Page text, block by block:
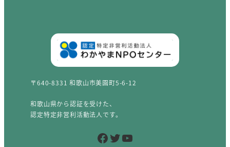
〒640-8331 和歌山市美園町5-6-12
和歌山県から認証を受けた、
認定特定非営利活動法人です。
Facebook Twitter YouTube